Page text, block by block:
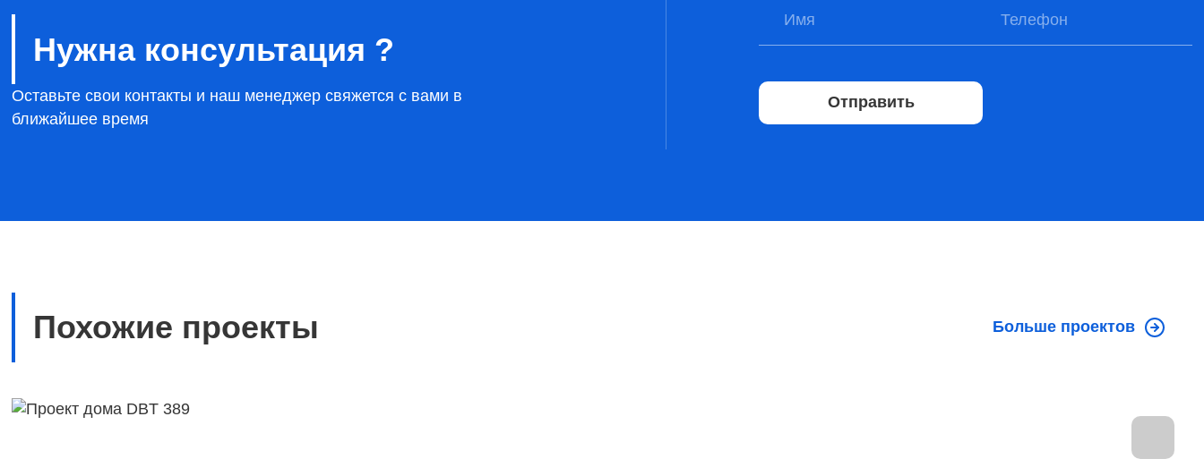
Нужна консультация ?
Оставьте свои контакты и наш менеджер свяжется с вами в
ближайшее время
Отправить
Похожие проекты Больше проектов